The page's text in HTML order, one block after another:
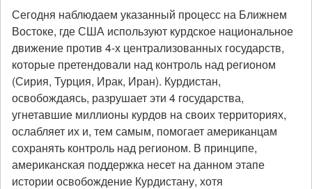
Сегодня наблюдаем указанный процесс на Ближнем
Востоке, где США используют курдское национальное
движение против 4-х централизованных государств,
которые претендовали над контроль над регионом
(Сирия, Турция, Ирак, Иран). Курдистан,
освобождаясь, разрушает эти 4 государства,
угнетавшие миллионы курдов на своих территориях,
ослабляет их и, тем самым, помогает американцам
сохранять контроль над регионом. В принципе,
американская поддержка несет на данном этапе
истории освобождение Курдистану, хотя